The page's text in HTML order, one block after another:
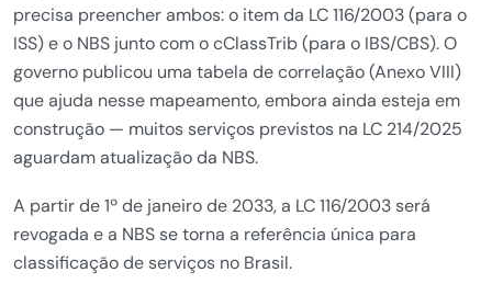
precisa preencher ambos: o item da LC 116/2003 (para o
ISS) e o NBS junto com o cClassTrib (para o IBS/CBS). O
governo publicou uma tabela de correlação (Anexo VIII)
que ajuda nesse mapeamento, embora ainda esteja em
construção — muitos serviços previstos na LC 214/2025
aguardam atualização da NBS.
A partir de 1º de janeiro de 2033, a LC 116/2003 será
revogada e a NBS se torna a referência única para
classificação de serviços no Brasil.